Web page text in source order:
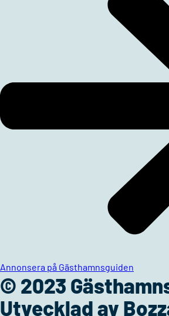
Annonsera på Gästhamnsguiden
© 2023
Utvecklad av